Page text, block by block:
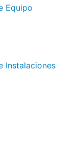
Equipo
Instalaciones